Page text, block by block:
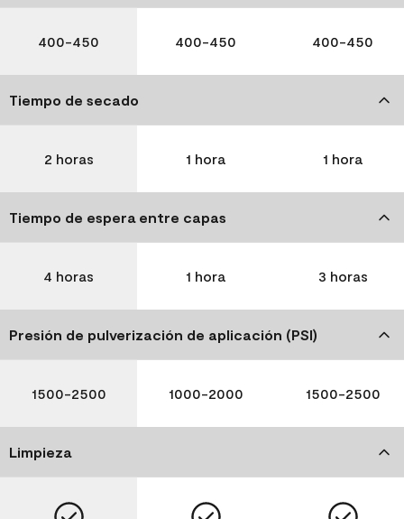
400-450 400-450 400-450
Tiempo de secado
2 horas 1 hora 1 hora
Tiempo de espera entre capas
4 horas 1 hora 3 horas
Presión de pulverización de aplicación (PSI)
1500-2500 1000-2000 1500-2500
Limpieza